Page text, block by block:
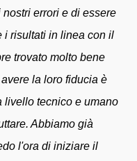
errori e di essere
i risultati in linea con il
trovato molto bene
la loro fiducia è
livello tecnico e umano
Abbiamo già
l'ora di iniziare il